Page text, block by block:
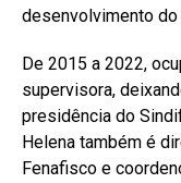
desenvolvimento
De 2015 a 2022,
supervisora,
presidência do
Helena também é
Fenafisco e